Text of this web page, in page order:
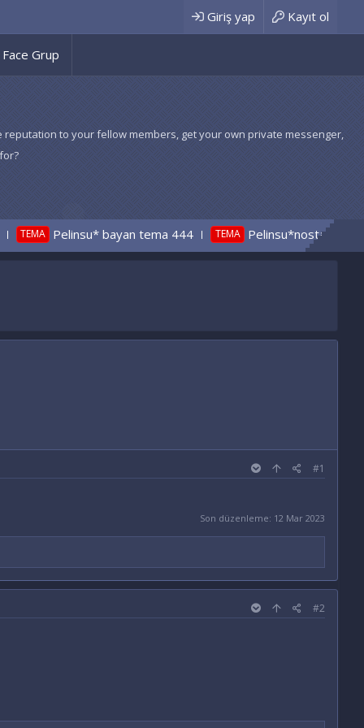
Giriş yap Kayıt ol
Face Grup
to your fellow members, get your own private messenger,
Pelinsu* bayan tema 444 TEMA Pelinsu*nostaljik radyo
#1
Son düzenleme: 12 Mar 2023
#2